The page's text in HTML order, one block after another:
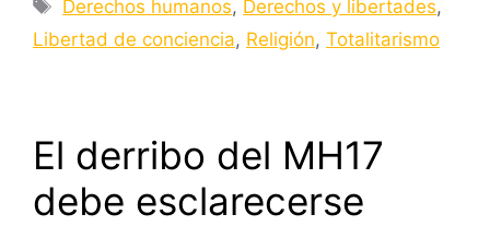
Derechos humanos, Derechos y libertades,
Libertad de conciencia, Religión, Totalitarismo
El derribo del MH17
debe esclarecerse